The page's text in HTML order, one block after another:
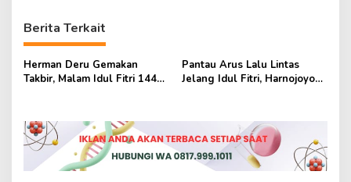
g
a
s
p
o
s
Berita Terkait
Herman Deru Gemakan
Takbir, Malam Idul Fitri 1443
Pantau Arus Lalu Lintas
Jelang Idul Fitri, Harnojoyo